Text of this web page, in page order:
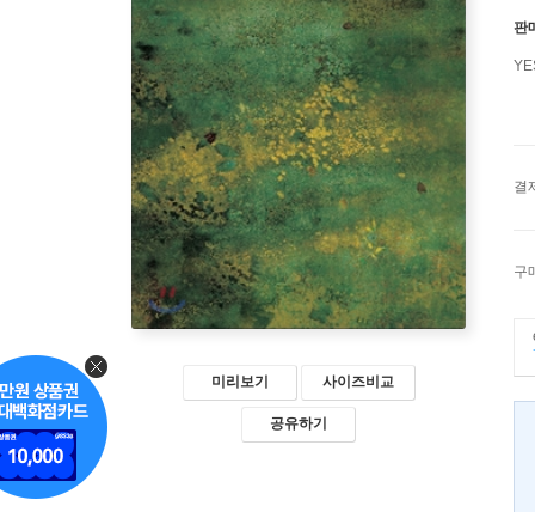
미리보기 사이즈비교
공유하기
판
결
구